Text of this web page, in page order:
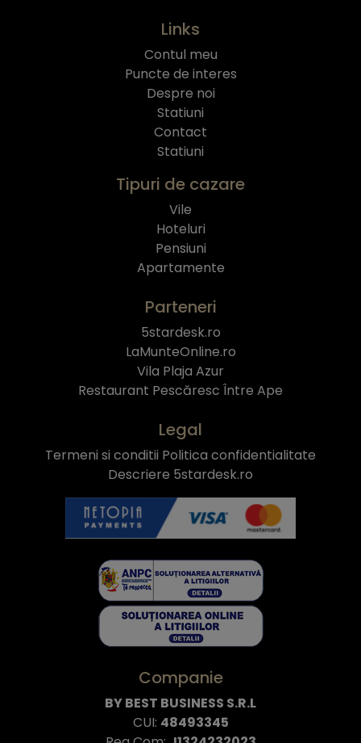
Links
Contul meu
Puncte de interes
Despre noi
Statiuni
Contact
Statiuni
Tipuri de cazare
Vile
Hoteluri
Pensiuni
Apartamente
Parteneri
5stardesk.ro
LaMunteOnline.ro
Vila Plaja Azur
Restaurant Pescăresc Între Ape
Legal
Termeni si conditii Politica confidentialitate
Descriere 5stardesk.ro
Companie
BY BEST BUSINESS S.R.L
CUI: 48493345